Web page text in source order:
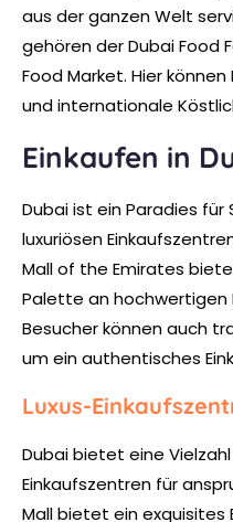
aus der ganzen Welt
gehören der Dubai Food
Food Market. Hier
und internationale
Einkaufen in
Dubai ist ein Paradies für
luxuriösen
Mall of the Emirates
Palette an hochwertigen
Besucher können auch
um ein authentisches
Luxus-
Dubai bietet eine
Einkaufszentren für
Mall bietet ein exquisites